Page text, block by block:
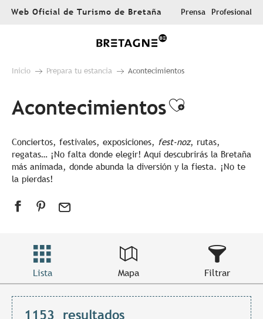
AllerWeb Oficial de Turismo de Bretaña Prensa Profesional
Inicio Prepara tu estancia Acontecimientos
AcontecimientosAjouter
Conciertos, festivales, exposiciones, fest-noz, rutas,
regatas… ¡No falta donde elegir! Aquí descubrirás la Bretaña
más animada, donde abunda la diversión y la fiesta. ¡No te
la pierdas!
Lista Mapa Filtrar
1153 resultados